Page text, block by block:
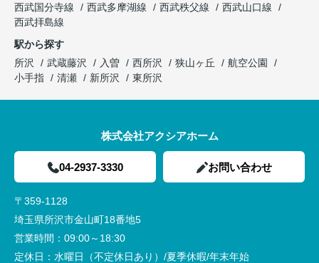
西武国分寺線
西武多摩湖線 西武秩父線
西武山口線
西武拝島線
駅から探す
所沢
武蔵藤沢 入曽 西所沢 狭山ヶ丘
航空公園
小手指
清瀬 新所沢 東所沢
株式会社アクシアホーム
04-2937-3330 お問い合わせ
〒359-1128
埼玉県所沢市金山町18番地5
営業時間： 09:00～18:30
定休日： 水曜日（不定休日あり）/夏季休暇/年末年始